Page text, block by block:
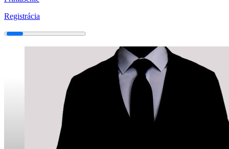
Registrácia